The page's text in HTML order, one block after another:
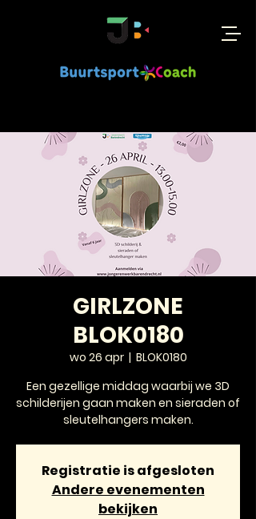
GIRLZONE
BLOK0180
wo 26 apr
  |
BLOK0180
Een gezellige middag waarbij we 3D
schilderijen gaan maken en sieraden of
sleutelhangers maken.
Registratie is afgesloten
Andere evenementen
bekijken